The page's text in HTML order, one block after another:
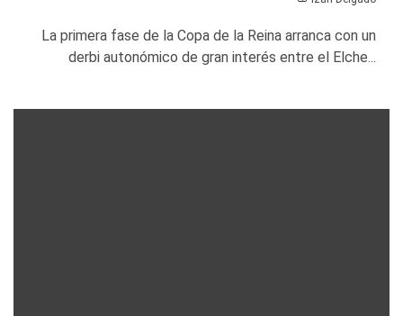
La primera fase de la Copa de la Reina arranca con un
derbi autonómico de gran interés entre el Elche...